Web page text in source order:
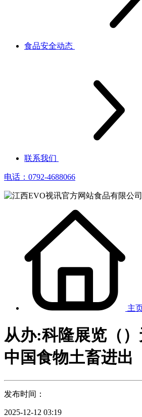
食品安全动态
联系我们
电话：0792-4688066
主
从办:科隆展览（）
中国食物土畜进出
发布时间：
2025-12-12 03:19